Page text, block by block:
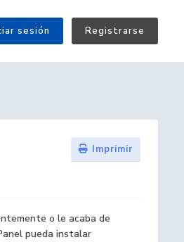
sesión Registrarse
Imprimir
o le acaba de
pueda instalar